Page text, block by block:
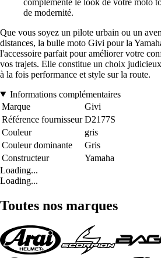
de modernité.
Que vous soyez un pilote urbain ou un
distances, la bulle moto Givi pour la
l'accessoire parfait pour améliorer votre
vos trajets. Elle constitue un choix
à la fois performance et style sur la route.
Informations complémentaires
Marque
Givi
Référence fournisseur D2177S
Couleur
gris
Couleur dominante
Gris
Constructeur
Yamaha
Loading...
Loading...
Toutes nos marques